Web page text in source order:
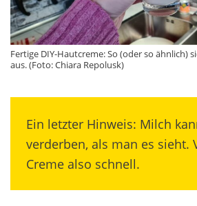
Fertige DIY-Hautcreme: So (oder so ähnlich)
aus. (Foto: Chiara Repolusk)
Ein letzter Hinweis: Milch
verderben, als man es sieht.
Creme also schnell.